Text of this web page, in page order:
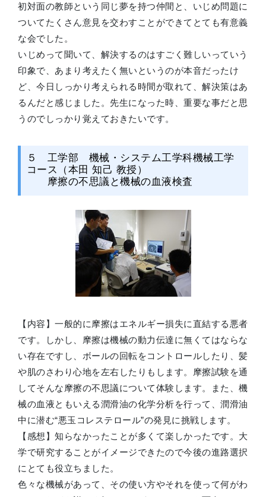
初対面の教師という同じ夢を持つ仲間と、いじめ問題に
ついてたくさん意見を交わすことができてとても有意義
な会でした。
いじめって聞いて、解決するのはすごく難しいっていう
印象で、あまり考えたく無いというのが本音だったけ
ど、今日しっかり考えられる時間が取れて、解決策はあ
るんだと感じました。先生になった時、重要な事だと思
うのでしっかり覚えておきたいです。
５ 工学部 機械・システム工学科機械工学
コース（本田 知己 教授）
摩擦の不思議と機械の血液検査
【内容】一般的に摩擦はエネルギー損失に直結する悪者
です。しかし、摩擦は機械の動力伝達に無くてはならな
い存在ですし、ボールの回転をコントロールしたり、髪
や肌のさわり心地を左右したりもします。摩擦試験を通
してそんな摩擦の不思議について体験します。また、機
械の血液ともいえる潤滑油の化学分析を行って、潤滑油
中に潜む“悪玉コレステロール”の発見に挑戦します。
【感想】知らなかったことが多くて楽しかったです。大
学で研究することがイメージできたので今後の進路選択
にとても役立ちました。
色々な機械があって、その使い方やそれを使って何がわ